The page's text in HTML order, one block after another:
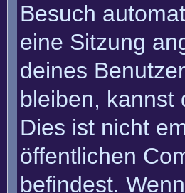
Besuch
eine Sitzung
deines
bleiben, kannst
Dies ist nicht
öffentlichen
befindest.